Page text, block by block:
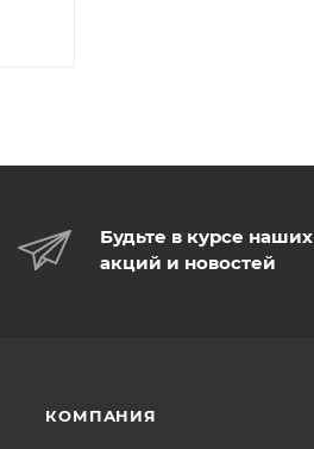
Будьте в курсе наших
акций и новостей
КОМПАНИЯ